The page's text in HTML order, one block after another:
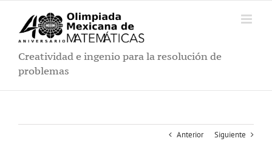
contenido
Creatividad e ingenio para la resolución de
problemas
Anterior Siguiente